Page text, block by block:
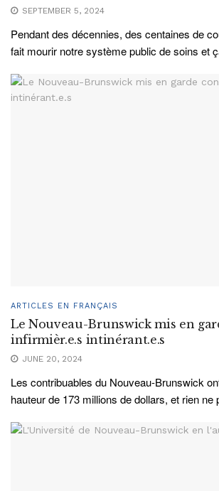
SEPTEMBER 5, 2024
Pendant des décennies, des centaines de
fait mourir notre système public de soins et
ARTICLES EN FRANÇAIS
Le Nouveau-Brunswick mis en
infirmièr.e.s intinérant.e.s
JUNE 20, 2024
Les contribuables du Nouveau-Brunswick
hauteur de 173 millions de dollars, et rien ne